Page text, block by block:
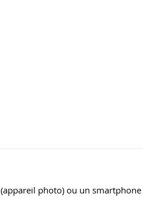
photo) ou un